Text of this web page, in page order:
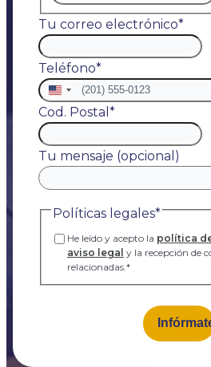
Tu correo electrónico*
Teléfono*
Estados
Unidos
+1
Cod. Postal *
Tu mensaje (opcional)
Políticas legales*
He leído y acepto la política
aviso legal y la recepción de
relacionadas. *